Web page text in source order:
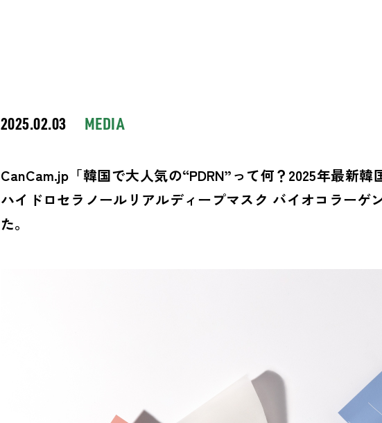
2025.02.03 MEDIA
CanCam.jp「韓国で大人気の“PDRN”って何？2025年最新
ハイドロセラノールリアルディープマスク バイオコラーゲ
た。